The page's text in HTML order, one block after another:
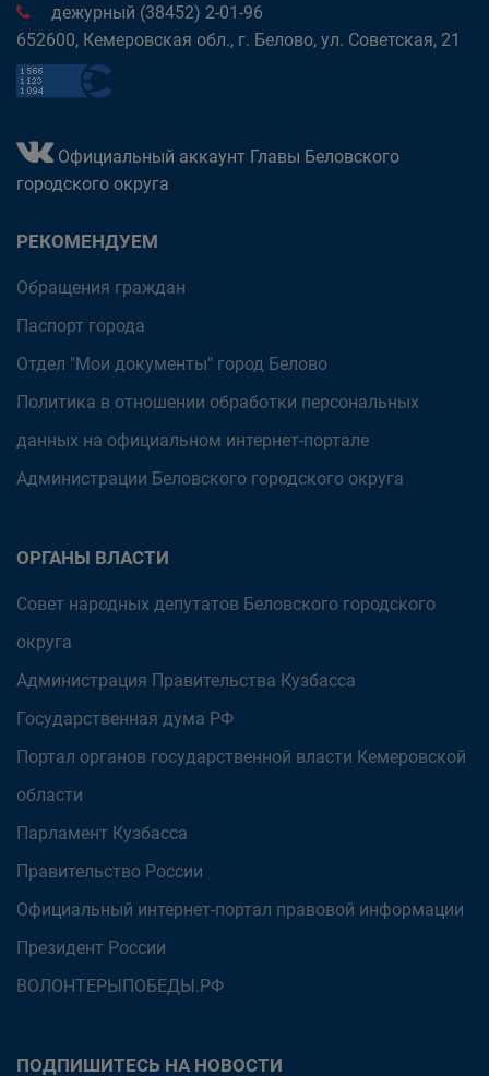
дежурный (38452) 2-01-96
652600, Кемеровская обл., г. Белово, ул. Советская, 21
Официальный аккаунт Главы Беловского
городского округа
РЕКОМЕНДУЕМ
Обращения граждан
Паспорт города
Отдел "Мои документы" город Белово
Политика в отношении обработки персональных
данных на официальном интернет-портале
Администрации Беловского городского округа
ОРГАНЫ ВЛАСТИ
Совет народных депутатов Беловского городского
округа
Администрация Правительства Кузбасса
Государственная дума РФ
Портал органов государственной власти Кемеровской
области
Парламент Кузбасса
Правительство России
Официальный интернет-портал правовой информации
Президент России
ВОЛОНТЕРЫПОБЕДЫ.РФ
ПОДПИШИТЕСЬ НА НОВОСТИ